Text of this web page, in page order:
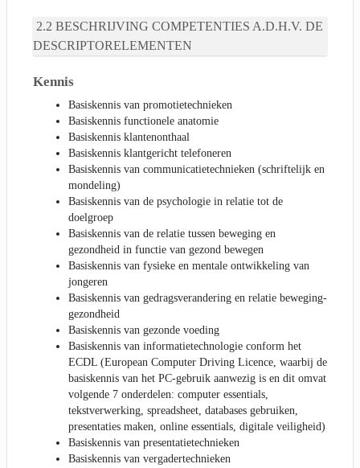
BESCHRIJVING COMPETENTIES A.D.H.V. DE
DESCRIPTORELEMENTEN
Kennis
Basiskennis van promotietechnieken
Basiskennis functionele anatomie
Basiskennis klantenonthaal
Basiskennis klantgericht telefoneren
Basiskennis van communicatietechnieken (schriftelijk en
mondeling)
Basiskennis van de psychologie in relatie tot de
doelgroep
Basiskennis van de relatie tussen beweging en
gezondheid in functie van gezond bewegen
Basiskennis van fysieke en mentale ontwikkeling van
jongeren
Basiskennis van gedragsverandering en relatie beweging-
gezondheid
Basiskennis van gezonde voeding
Basiskennis van informatietechnologie conform het
ECDL (European Computer Driving Licence, waarbij de
basiskennis van het PC-gebruik aanwezig is en dit omvat
volgende 7 onderdelen: computer essentials,
tekstverwerking, spreadsheet, databases gebruiken,
presentaties maken, online essentials, digitale veiligheid)
Basiskennis van presentatietechnieken
Basiskennis van vergadertechnieken